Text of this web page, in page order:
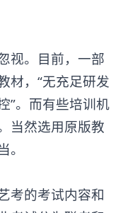
。目前，一部
材，“无充足研发
”。而有些培训机
当然选用原版教
的考试内容和